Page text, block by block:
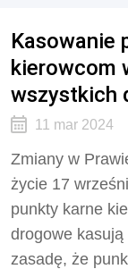
Kasowanie
kierowcom
wszystkich
11 mar 2024
Zmiany w
życie 17
punkty karne
drogowe
zasadę, że